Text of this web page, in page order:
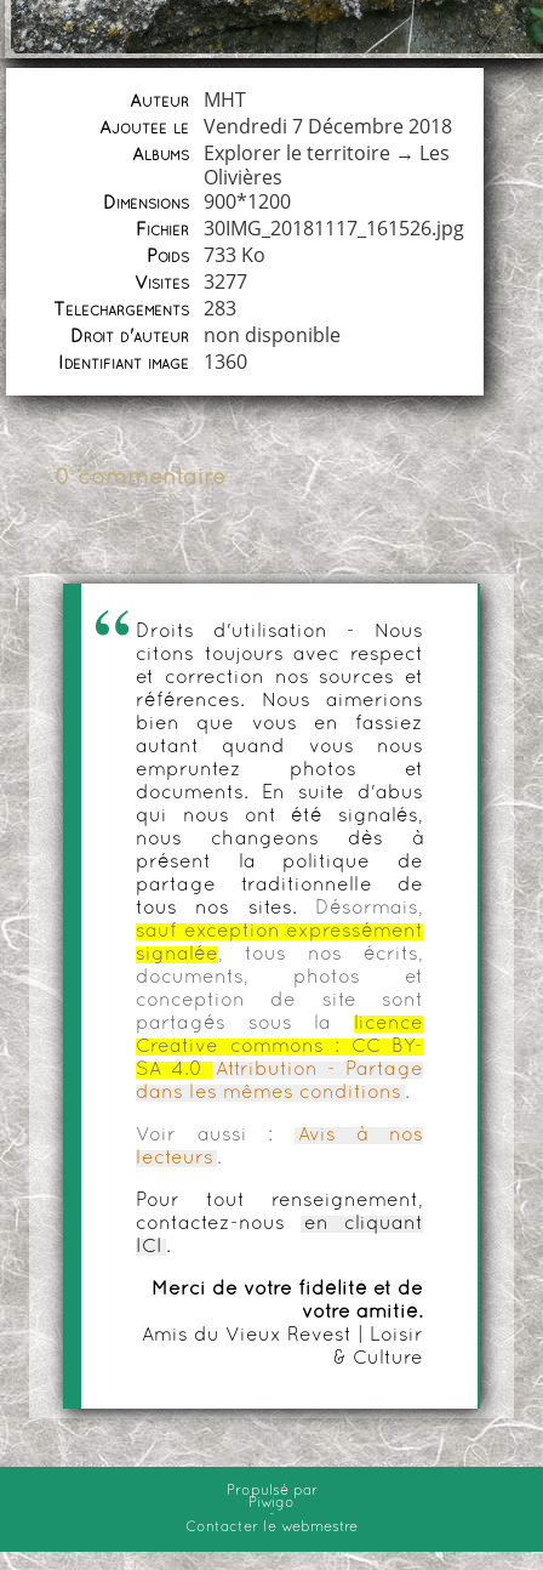
Auteur MHT
Ajoutée le Vendredi 7 Décembre 2018
Albums Explorer le territoire→ Les
Olivières
Dimensions 900*1200
Fichier 30IMG_20181117_161526.jpg
Poids 733 Ko
Visites 3277
Téléchargements 283
Droit d'auteur non disponible
Identifiant image 1360
0 commentaire
Droits d'utilisation - Nous
citons toujours avec respect
et correction nos sources et
références. Nous aimerions
bien que vous en fassiez
autant quand vous nous
empruntez photos et
documents. En suite d'abus
qui nous ont été signalés,
nous changeons dès à
présent la politique de
partage traditionnelle de
tous nos sites.
Désormais,
sauf exception expressément
signalée, tous nos écrits,
documents, photos et
conception de site sont
partagés sous la
licence
Creative commons :
CC BY-
SA 4.0
Attribution - Partage
dans les mêmes conditions .
Voir aussi :
Avis à nos
lecteurs .
Pour tout renseignement,
contactez-nous
en cliquant
ICI
.
Merci de votre fidélité et de
votre amitié.
Amis du Vieux Revest | Loisir
& Culture
Propulsé par
Piwigo
-
Contacter le webmestre